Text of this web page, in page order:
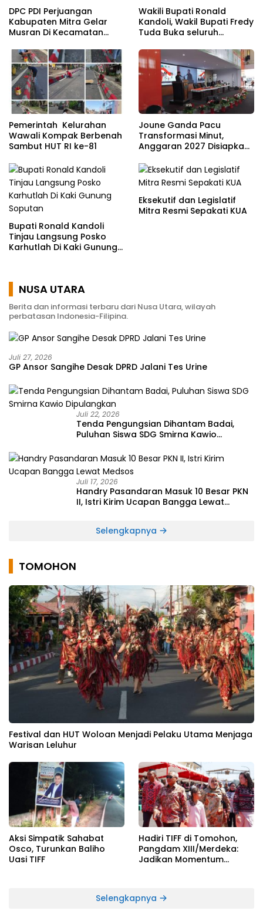
DPC PDI Perjuangan
Kabupaten Mitra Gelar
Musran Di Kecamatan
Wakili Bupati Ronald
Kandoli, Wakil Bupati Fredy
Tuda Buka seluruh
Meriahkan HUT RI ke 81
Pemerintah Kelurahan
Wawali Kompak Berbenah
Sambut HUT RI ke-81
Joune Ganda Pacu
Transformasi Minut,
Anggaran 2027 Disiapkan
Bupati Ronald Kandoli
Tinjau Langsung Posko
Karhutlah Di Kaki Gunung
Eksekutif dan Legislatif
Mitra Resmi Sepakati KUA
NUSA UTARA
Berita dan informasi terbaru dari Nusa Utara, wilayah
perbatasan Indonesia-Filipina.
Juli 27, 2026
GP Ansor Sangihe Desak DPRD Jalani Tes Urine
Juli 22, 2026
Tenda Pengungsian Dihantam Badai,
Puluhan Siswa SDG Smirna Kawio
Juli 17, 2026
Handry Pasandaran Masuk 10 Besar PKN
II, Istri Kirim Ucapan Bangga Lewat
Selengkapnya
TOMOHON
Festival dan HUT Woloan Menjadi Pelaku Utama Menjaga
Warisan Leluhur
Aksi Simpatik Sahabat
Osco, Turunkan Baliho
Uasi TIFF
Hadiri TIFF di Tomohon,
Pangdam XIII/Merdeka:
Jadikan Momentum
Selengkapnya